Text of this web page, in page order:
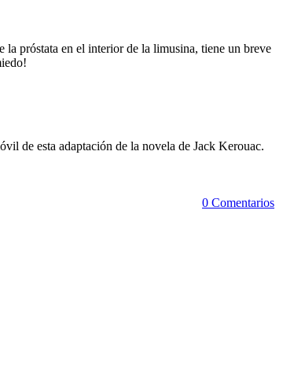
próstata en el interior de la limusina, tiene un breve
de esta adaptación de la novela de Jack Kerouac.
0 Comentarios